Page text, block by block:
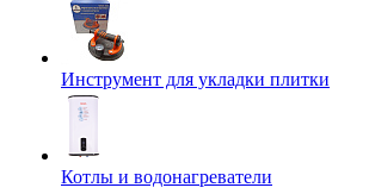
Инструмент для укладки плитки
Котлы и водонагреватели